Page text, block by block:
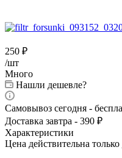
250 ₽
/шт
Много
Нашли дешевле?
Самовывоз сегодня -
Доставка завтра - 390 ₽
Характеристики
Цена действительна